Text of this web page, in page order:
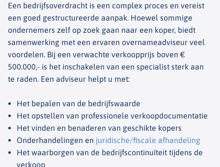
Een bedrijfsoverdracht is een complex proces en vereist
een goed gestructureerde aanpak. Hoewel sommige
ondernemers zelf op zoek gaan naar een koper, biedt
samenwerking met een ervaren overnameadviseur veel
voordelen. Bij een verwachte verkoopprijs boven €
500.000,- is het inschakelen van een specialist sterk aan
te raden. Een adviseur helpt u met:
Het bepalen van de bedrijfswaarde
Het opstellen van professionele verkoopdocumentatie
Het vinden en benaderen van geschikte kopers
Onderhandelingen en juridische/fiscale afhandeling
Het waarborgen van de bedrijfscontinuïteit tijdens de
verkoop